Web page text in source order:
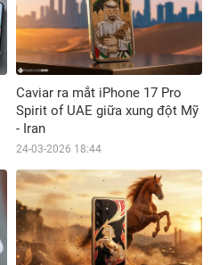
Caviar ra mắt iPhone 17 Pro
Spirit of UAE giữa xung đột Mỹ
- Iran
24-03-2026 18:44